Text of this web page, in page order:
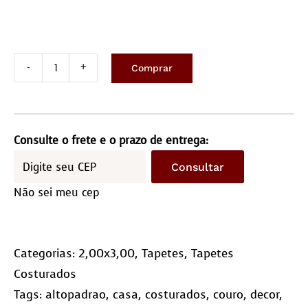
Couro
2,0x3,0m
(10x10)
Comprar
Consulte o frete e o prazo de entrega:
Consultar
Não sei meu cep
Categorias: 2,00x3,00, Tapetes, Tapetes
Costurados
Tags: altopadrao, casa, costurados, couro, decor,